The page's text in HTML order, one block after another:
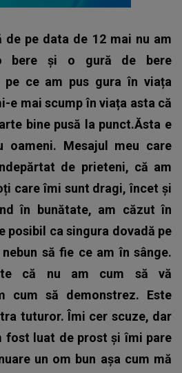
de pe data de 12 mai nu am
bere și o gură de bere
pe ce am pus gura în viața
e mai scump în viața asta că
bine pusă la punct.Ăsta e
oameni. Mesajul meu care
de prieteni, că am
care îmi sunt dragi, încet și
în bunătate, am căzut în
posibil ca singura dovadă pe
să fie ce am în sânge.
că nu am cum să vă
cum să demonstrez. Este
tuturor. Îmi cer scuze, dar
fost luat de prost și îmi pare
un om bun așa cum mă